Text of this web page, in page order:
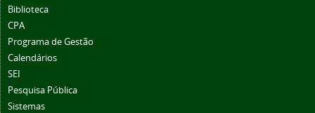
Biblioteca
CPA
Programa de Gestão
Calendários
SEI
Pesquisa Pública
Sistemas